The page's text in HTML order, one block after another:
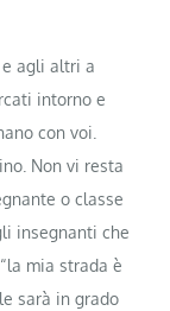
agli altri a
intorno e
con voi.
Non vi resta
o classe
insegnanti che
mia strada è
sarà in grado